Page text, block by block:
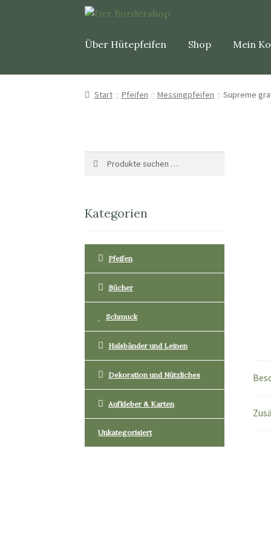
Über Hütepfeifen Shop Mein
Start Pfeifen Messingpfeifen Supreme
Kategorien
Pfeifen
Bücher
Schmuck
Halsbänder und Leinen
Dekoration und Nützliches
Aufkleber & Karten
Unkategorisiert